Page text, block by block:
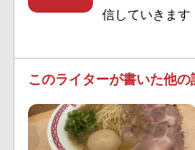
信していきます
このライターが書いた他の